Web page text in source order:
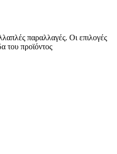
παραλλαγές. Οι επιλογές
του προϊόντος